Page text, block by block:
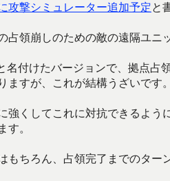
攻撃シミュレーター追加予定と
占領崩しのための敵の遠隔ユニ
名付けたバージョンで、拠点
ますが、これが結構うざいです。
強くしてこれに対抗できるよ
す。
もちろん、占領完了までのター